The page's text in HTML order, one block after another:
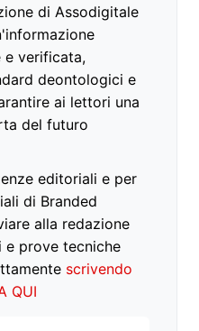
di Assodigitale
e verificata,
deontologici e
ai lettori una
del futuro
editoriali e per
di Branded
alla redazione
prove tecniche
scrivendo
QUI